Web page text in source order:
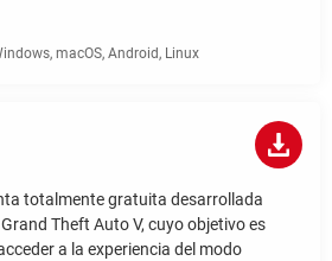
macOS, Android, Linux
totalmente gratuita desarrollada
Theft Auto V, cuyo objetivo es
a la experiencia del modo